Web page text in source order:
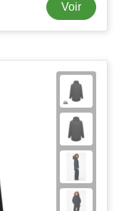
Voir